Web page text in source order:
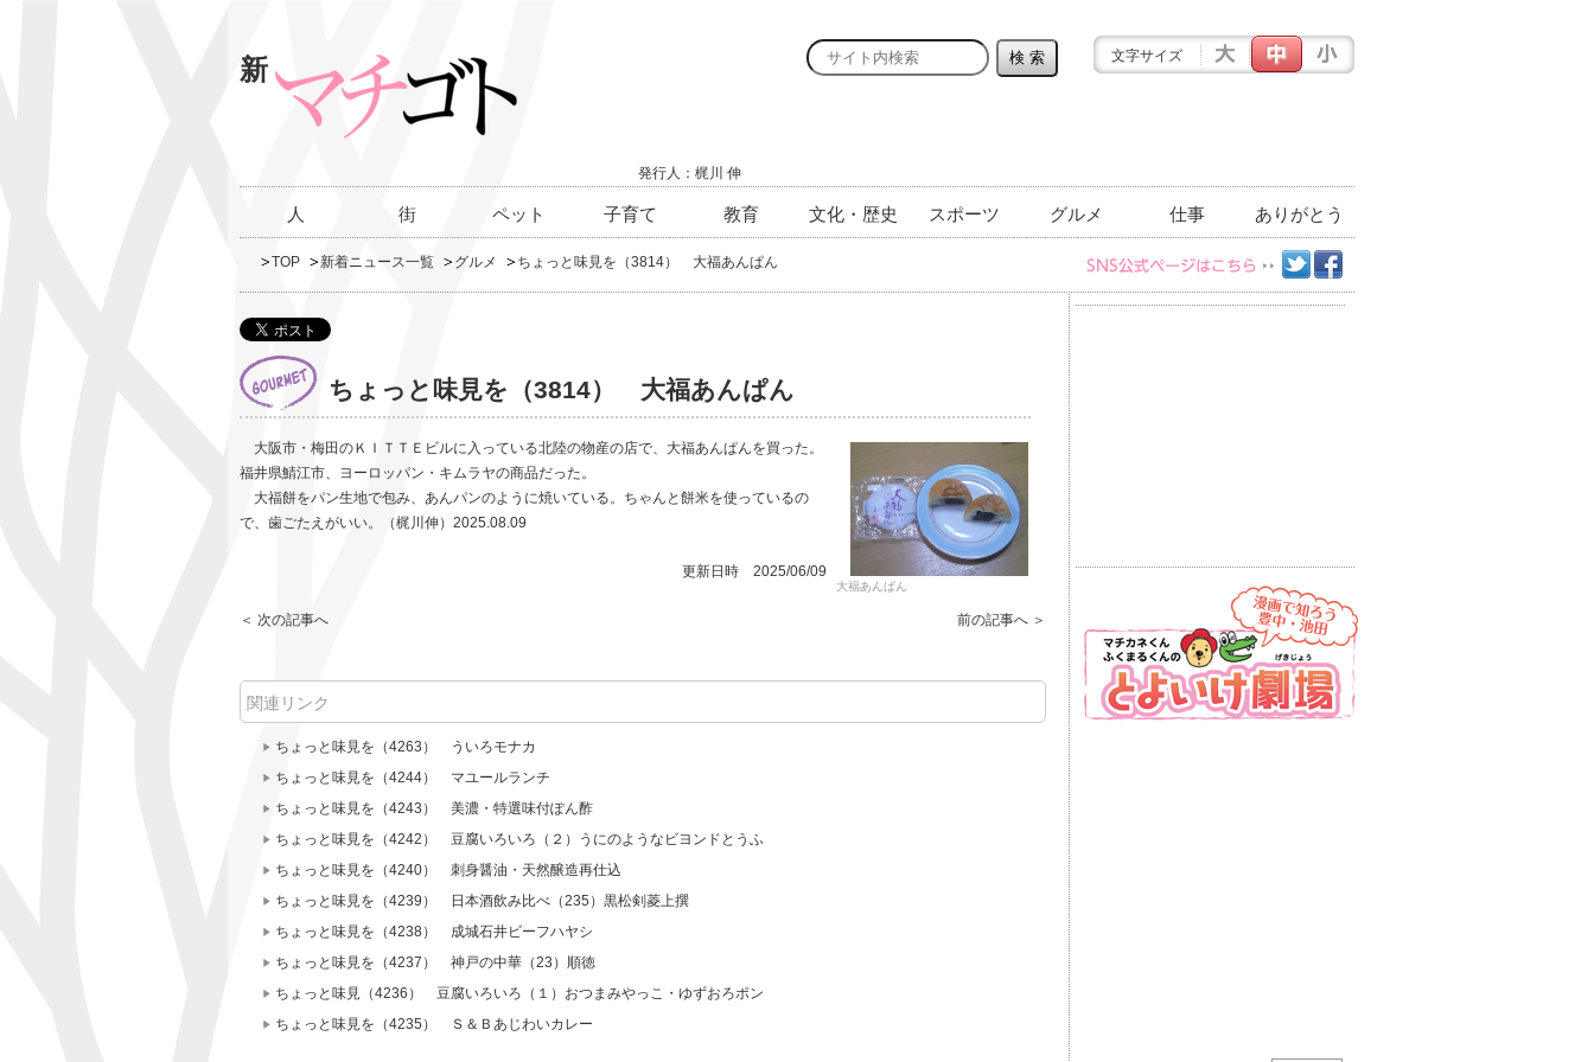
新
発行人：梶川 伸
文字サイズ
人 街 ペット 子育て 教育 文化・歴史 スポーツ グルメ 仕事 ありがとう
TOP 新着ニュース一覧 グルメ ちょっと味見を（3814） 大福あんぱん
ちょっと味見を（3814） 大福あんぱん
大福あんぱん
大阪市・梅田のＫＩＴＴＥビルに入っている北陸の物産の店で、大福あんぱんを買った。
福井県鯖江市、ヨーロッパン・キムラヤの商品だった。
大福餅をパン生地で包み、あんパンのように焼いている。ちゃんと餅米を使っているの
で、歯ごたえがいい。（梶川伸）2025.08.09
更新日時 2025/06/09
前の記事へ ＞
＜ 次の記事へ
関連リンク
ちょっと味見を（4263） ういろモナカ
ちょっと味見を（4244） マユールランチ
ちょっと味見を（4243） 美濃・特選味付ぽん酢
ちょっと味見を（4242） 豆腐いろいろ（２）うにのようなビヨンドとうふ
ちょっと味見を（4240） 刺身醤油・天然醸造再仕込
ちょっと味見を（4239） 日本酒飲み比べ（235）黒松剣菱上撰
ちょっと味見を（4238） 成城石井ビーフハヤシ
ちょっと味見を（4237） 神戸の中華（23）順徳
ちょっと味見（4236） 豆腐いろいろ（１）おつまみやっこ・ゆずおろポン
ちょっと味見を（4235） Ｓ＆Ｂあじわいカレー